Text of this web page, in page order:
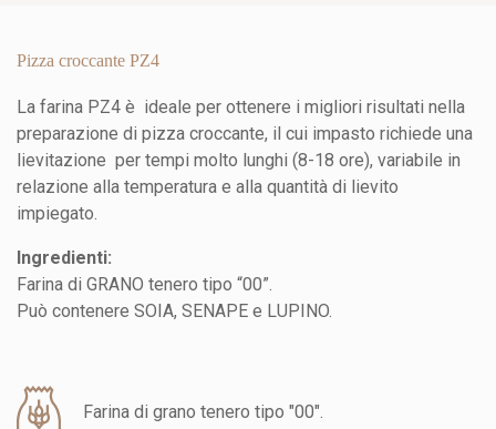
Pizza croccante PZ4
La farina PZ4 è ideale per ottenere i migliori risultati nella
preparazione di pizza croccante, il cui impasto richiede una
lievitazione per tempi molto lunghi (8-18 ore), variabile in
relazione alla temperatura e alla quantità di lievito
impiegato.
Ingredienti:
Farina di GRANO tenero tipo “00”.
Può contenere SOIA, SENAPE e LUPINO.
Farina di grano tenero tipo "00".